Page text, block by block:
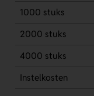
1000 stuks
2000 stuks
4000 stuks
Instelkosten